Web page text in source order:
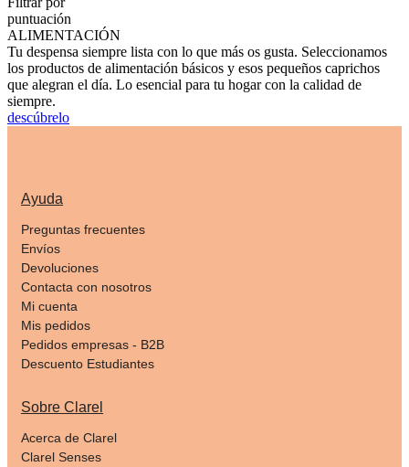
puntuación
ALIMENTACIÓN
Tu despensa siempre lista con lo que más os gusta. Seleccionamos
los productos de alimentación básicos y esos pequeños caprichos
que alegran el día. Lo esencial para tu hogar con la calidad de
siempre.
descúbrelo
Ayuda
Preguntas frecuentes
Envíos
Devoluciones
Contacta con nosotros
Mi cuenta
Mis pedidos
Pedidos empresas - B2B
Descuento Estudiantes
Sobre Clarel
Acerca de Clarel
Clarel Senses